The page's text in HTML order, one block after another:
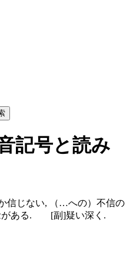
記号と読み
信じない, （…への）不信の
がある. [副]疑い深く.